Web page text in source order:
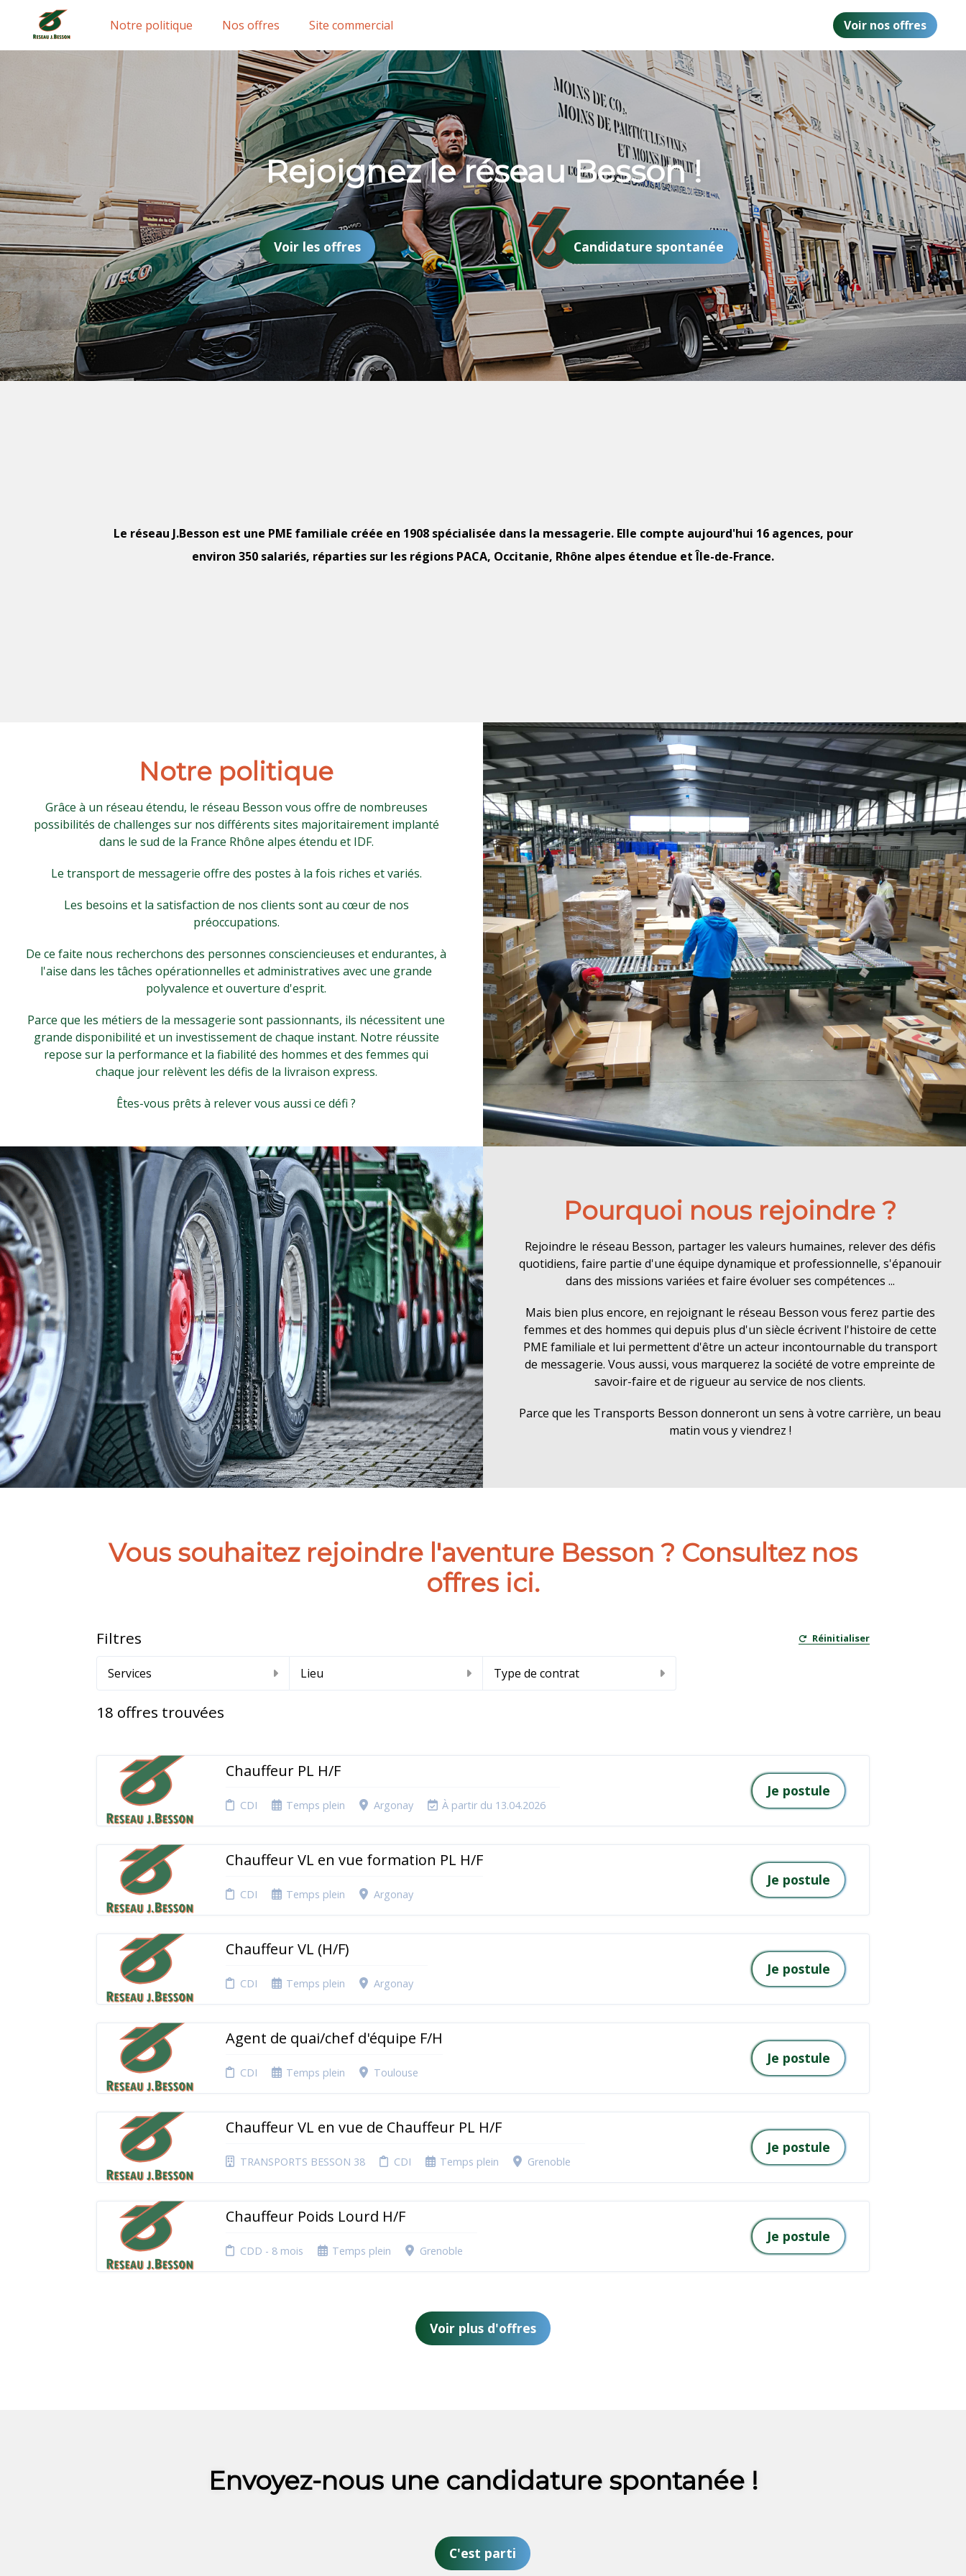
Notre politique Nos offres Site commercial Voir nos offres
Rejoignez le réseau Besson !
Voir les offres Candidature spontanée
Le réseau J.Besson est une PME familiale créée en 1908 spécialisée dans la messagerie. Elle compte aujourd'hui 16 agences, pour
environ 350 salariés, réparties sur les régions PACA, Occitanie, Rhône alpes étendue et Île-de-France.
Notre politique
Grâce à un réseau étendu, le réseau Besson vous offre de nombreuses
possibilités de challenges sur nos différents sites majoritairement implanté
dans le sud de la France Rhône alpes étendu et IDF.
Le transport de messagerie offre des postes à la fois riches et variés.
Les besoins et la satisfaction de nos clients sont au cœur de nos
préoccupations.
De ce faite nous recherchons des personnes consciencieuses et endurantes, à
l'aise dans les tâches opérationnelles et administratives avec une grande
polyvalence et ouverture d'esprit.
Parce que les métiers de la messagerie sont passionnants, ils nécessitent une
grande disponibilité et un investissement de chaque instant. Notre réussite
repose sur la performance et la fiabilité des hommes et des femmes qui
chaque jour relèvent les défis de la livraison express.
Êtes-vous prêts à relever vous aussi ce défi ?
Pourquoi nous rejoindre ?
Rejoindre le réseau Besson, partager les valeurs humaines, relever des défis
quotidiens, faire partie d'une équipe dynamique et professionnelle, s'épanouir
dans des missions variées et faire évoluer ses compétences ...
Mais bien plus encore, en rejoignant le réseau Besson vous ferez partie des
femmes et des hommes qui depuis plus d'un siècle écrivent l'histoire de cette
PME familiale et lui permettent d'être un acteur incontournable du transport
de messagerie. Vous aussi, vous marquerez la société de votre empreinte de
savoir-faire et de rigueur au service de nos clients.
Parce que les Transports Besson donneront un sens à votre carrière, un beau
matin vous y viendrez !
Vous souhaitez rejoindre l'aventure Besson ? Consultez nos
offres ici.
Filtres Réinitialiser
Services Lieu Type de contrat
18 offres trouvées
Chauffeur PL H/F
CDI Temps plein Argonay À partir du 13.04.2026
Je postule
Chauffeur VL en vue formation PL H/F
CDI Temps plein Argonay
Je postule
Chauffeur VL (H/F)
CDI Temps plein Argonay
Je postule
Agent de quai/chef d'équipe F/H
CDI Temps plein Toulouse
Je postule
Chauffeur VL en vue de Chauffeur PL H/F
TRANSPORTS BESSON 38 CDI Temps plein Grenoble
Je postule
Chauffeur Poids Lourd H/F
CDD - 8 mois Temps plein Grenoble
Je postule
Voir plus d'offres
Envoyez-nous une candidature spontanée !
C'est parti